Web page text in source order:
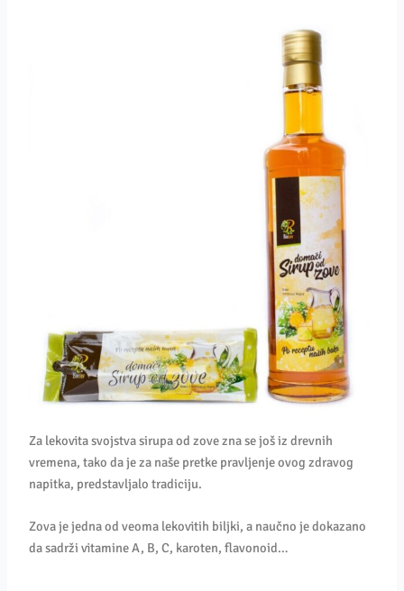
Za lekovita svojstva sirupa od zove zna se još iz drevnih
vremena, tako da je za naše pretke pravljenje ovog zdravog
napitka, predstavljalo tradiciju.
Zova je jedna od veoma lekovitih biljki, a naučno je dokazano
da sadrži vitamine A, B, C, karoten, flavonoid…